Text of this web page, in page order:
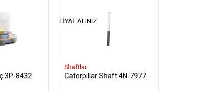
3P-8432
Shaftlar
Caterpillar Shaft 4N-7977
FIYAT ALINIZ.